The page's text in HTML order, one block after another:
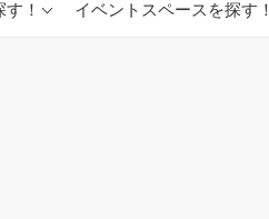
！
とめ
イベントスペースを探す！
イベントスペースまとめ